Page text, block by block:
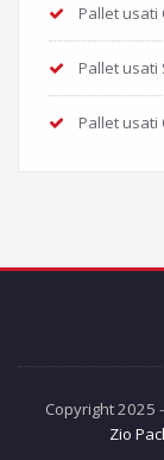
Pallet usati
Pallet usati
Pallet usati
Copyright 2025 -
Zio